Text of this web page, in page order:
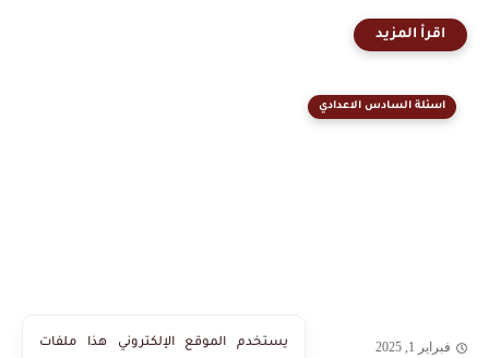
اسئلة السادس الاعدادي
فبراير 1, 2025
يستخدم الموقع الإلكتروني هذا ملفات